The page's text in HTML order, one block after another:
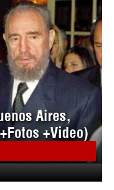
Aires,
+Video)